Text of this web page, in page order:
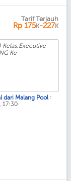
Tarif Terjauh
Rp 175K-227K
Kelas:Executive
Ke
dari Malang Pool :
17:30